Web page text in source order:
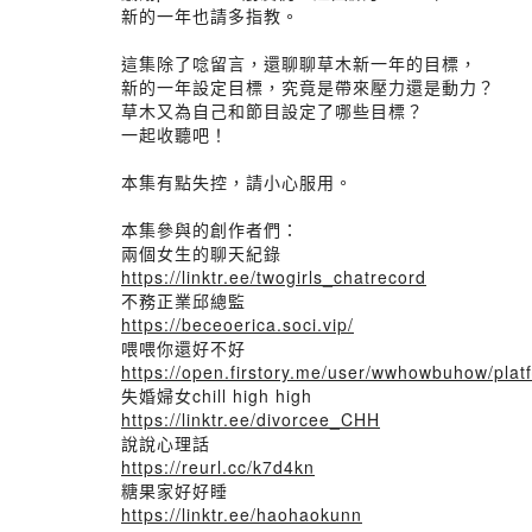
新的一年也請多指教。
這集除了唸留言，還聊聊草木新一年的目標，
新的一年設定目標，究竟是帶來壓力還是動力？
草木又為自己和節目設定了哪些目標？
一起收聽吧！
本集有點失控，請小心服用。
本集參與的創作者們：
兩個女生的聊天紀錄
https://linktr.ee/twogirls_chatrecord
不務正業邱總監
https://beceoerica.soci.vip/
喂喂你還好不好
https://open.firstory.me/user/wwhowbuhow/
失婚婦女chill high high
https://linktr.ee/divorcee_CHH
說說心理話
https://reurl.cc/k7d4kn
糖果家好好睡
https://linktr.ee/haohaokunn